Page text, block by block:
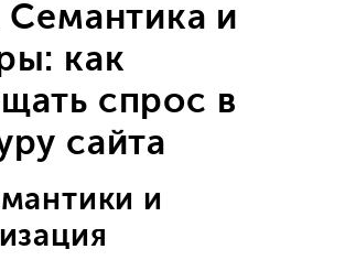
Семантика и
как
спрос в
сайта
и